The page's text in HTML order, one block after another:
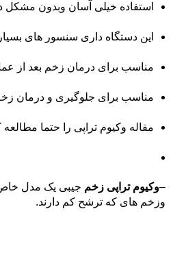
استفاده خیلی آسان وبدون مشکل
این دستگاه داری سنسور های
مناسب برای درمان زخم بعد از
مناسب برای جلوگیری و درمان
مقاله وکیوم تراپی را حتما مطالعه
–وکیوم تراپی زخم جیبی یک مدل خاص
وزخم های که ترشح کم دارند.